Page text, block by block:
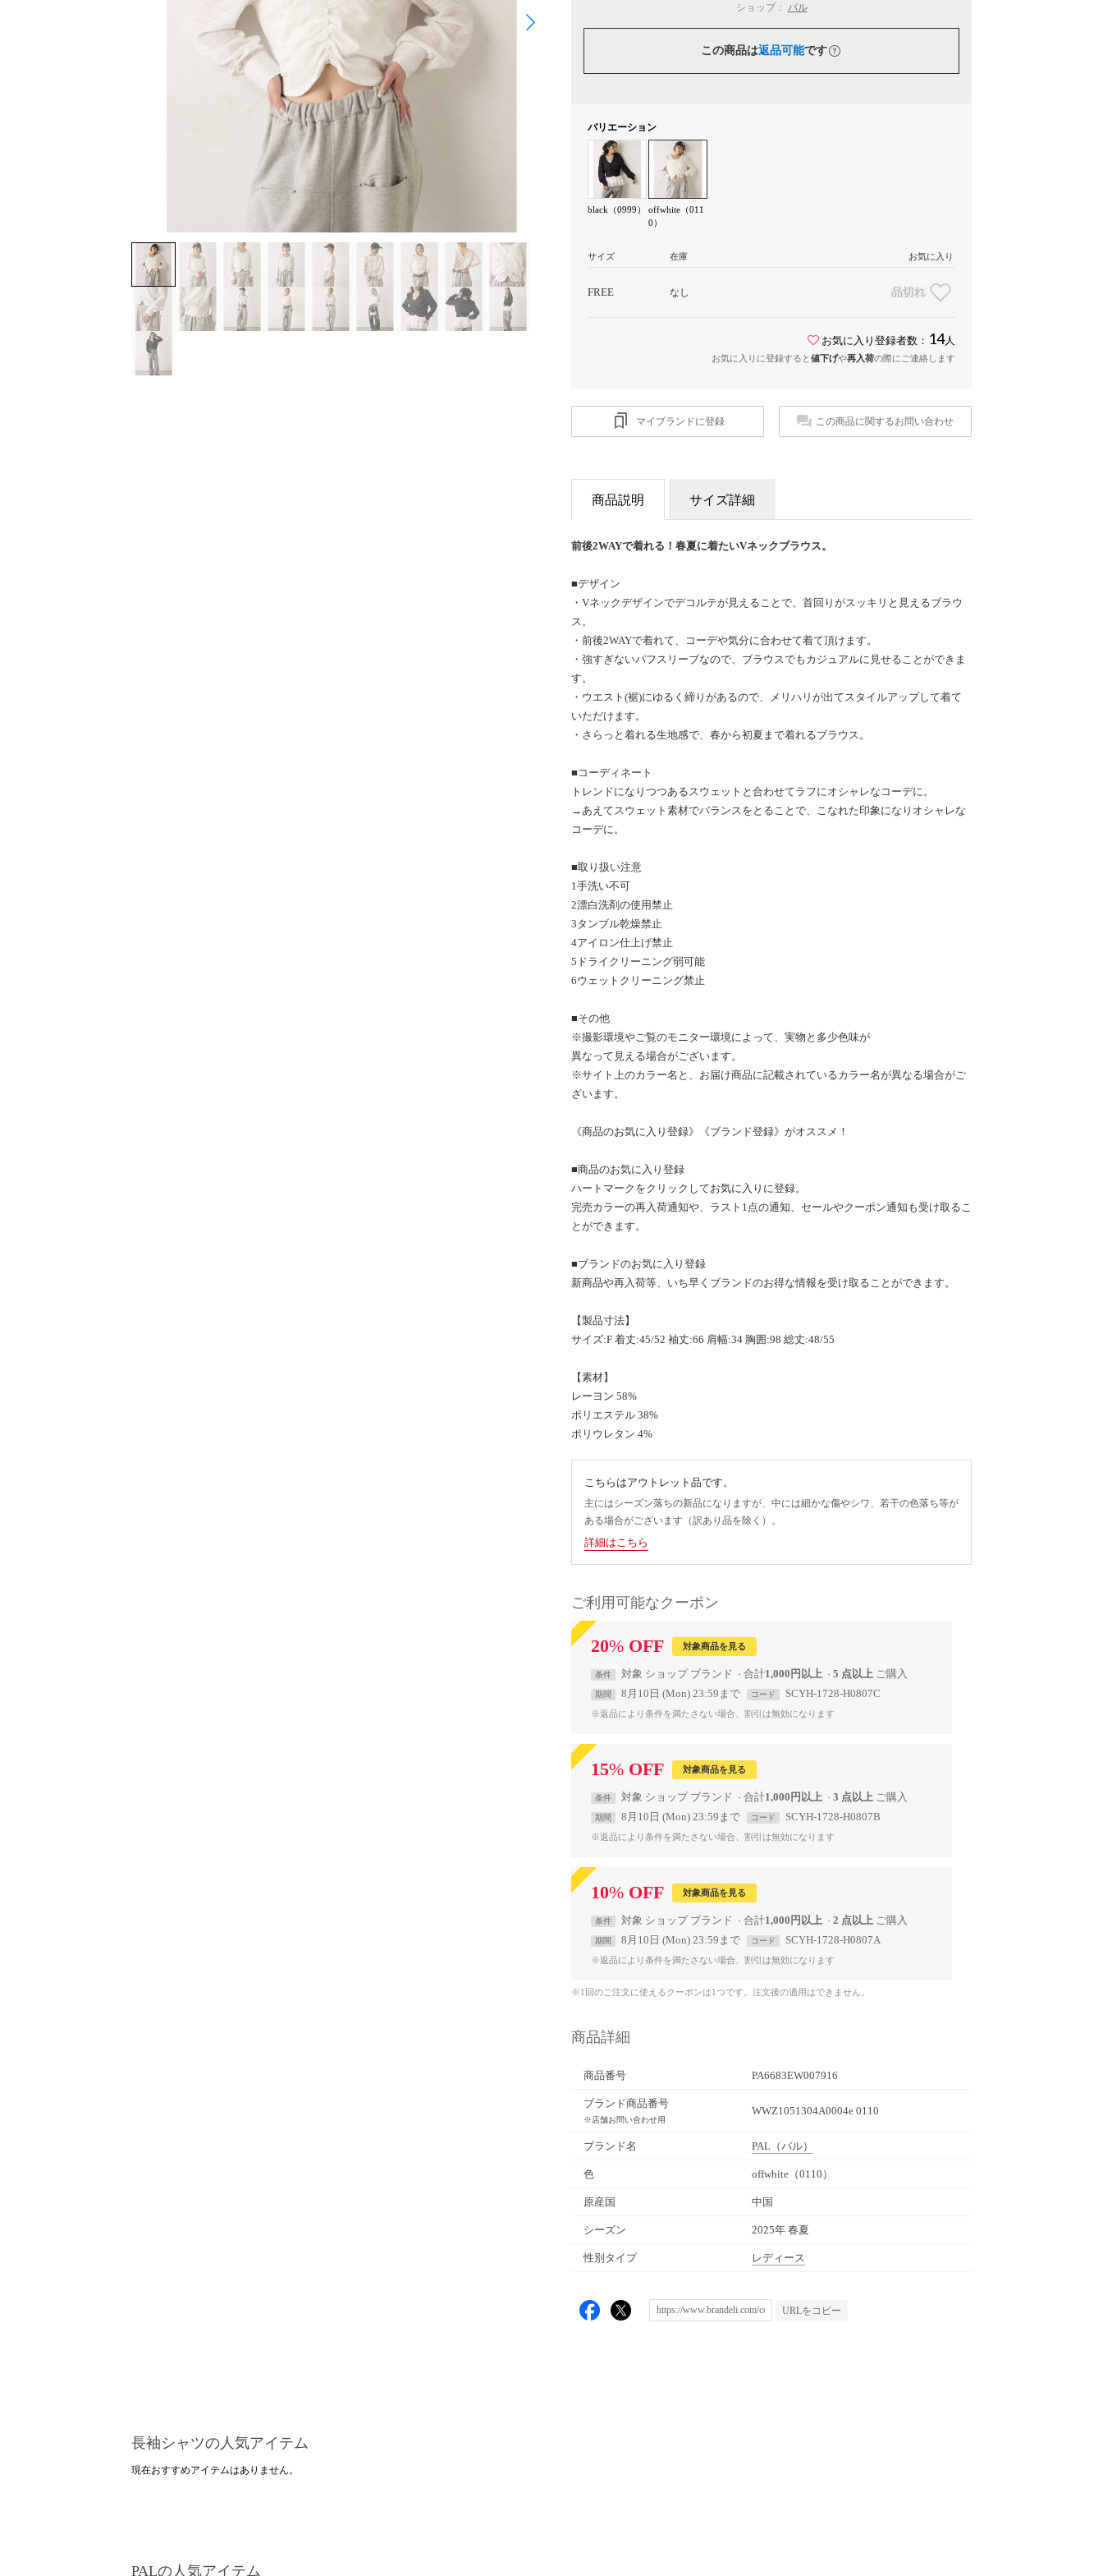
ショップ： パル
この商品は返品可能です
バリエーション
black（0999）
offwhite（011
0）
サイズ 在庫 お気に入り
FREE なし 品切れ
お気に入り登録者数： 14人
お気に入りに登録すると値下げや再入荷の際にご連絡します
マイブランドに登録 この商品に関するお問い合わせ
商品説明 サイズ詳細
前後2WAYで着れる！春夏に着たいVネックブラウス。
■デザイン
・Vネックデザインでデコルテが見えることで、首回りがスッキリと見えるブラウ
ス。
・前後2WAYで着れて、コーデや気分に合わせて着て頂けます。
・強すぎないパフスリーブなので、ブラウスでもカジュアルに見せることができま
す。
・ウエスト(裾)にゆるく締りがあるので、メリハリが出てスタイルアップして着て
いただけます。
・さらっと着れる生地感で、春から初夏まで着れるブラウス。
■コーディネート
トレンドになりつつあるスウェットと合わせてラフにオシャレなコーデに。
→あえてスウェット素材でバランスをとることで、こなれた印象になりオシャレな
コーデに。
■取り扱い注意
1手洗い不可
2漂白洗剤の使用禁止
3タンブル乾燥禁止
4アイロン仕上げ禁止
5ドライクリーニング弱可能
6ウェットクリーニング禁止
■その他
※撮影環境やご覧のモニター環境によって、実物と多少色味が
異なって見える場合がございます。
※サイト上のカラー名と、お届け商品に記載されているカラー名が異なる場合がご
ざいます。
《商品のお気に入り登録》《ブランド登録》がオススメ！
■商品のお気に入り登録
ハートマークをクリックしてお気に入りに登録。
完売カラーの再入荷通知や、ラスト1点の通知、セールやクーポン通知も受け取るこ
とができます。
■ブランドのお気に入り登録
新商品や再入荷等、いち早くブランドのお得な情報を受け取ることができます。
【製品寸法】
サイズ:F 着丈:45/52 袖丈:66 肩幅:34 胸囲:98 総丈:48/55
【素材】
レーヨン 58%
ポリエステル 38%
ポリウレタン 4%
こちらはアウトレット品です。
主にはシーズン落ちの新品になりますが、中には細かな傷やシワ、若干の色落ち等が
ある場合がございます（訳あり品を除く）。
詳細はこちら
ご利用可能なクーポン
20% OFF 対象商品を見る
条件 対象 ショップ ブランド 合計1,000円以上 5 点以上
期間 8月10日 (Mon) 23:59まで コード SCYH-1728-H0807C
※返品により条件を満たさない場合、割引は無効になります
15% OFF 対象商品を見る
条件 対象 ショップ ブランド 合計1,000円以上 3 点以上
期間 8月10日 (Mon) 23:59まで コード SCYH-1728-H0807B
※返品により条件を満たさない場合、割引は無効になります
10% OFF 対象商品を見る
条件 対象 ショップ ブランド 合計1,000円以上 2 点以上
期間 8月10日 (Mon) 23:59まで コード SCYH-1728-H0807A
※返品により条件を満たさない場合、割引は無効になります
※1回のご注文に使えるクーポンは1つです。注文後の適用はできません。
商品詳細
商品番号 PA6683EW007916
ブランド商品番号
※店舗お問い合わせ用
WWZ1051304A0004e 0110
ブランド名 PAL （パル）
色 offwhite（0110）
原産国 中国
シーズン 2025年 春夏
性別タイプ レディース
URLをコピー
長袖シャツの人気アイテム
現在おすすめアイテムはありません。
PALの人気アイテム